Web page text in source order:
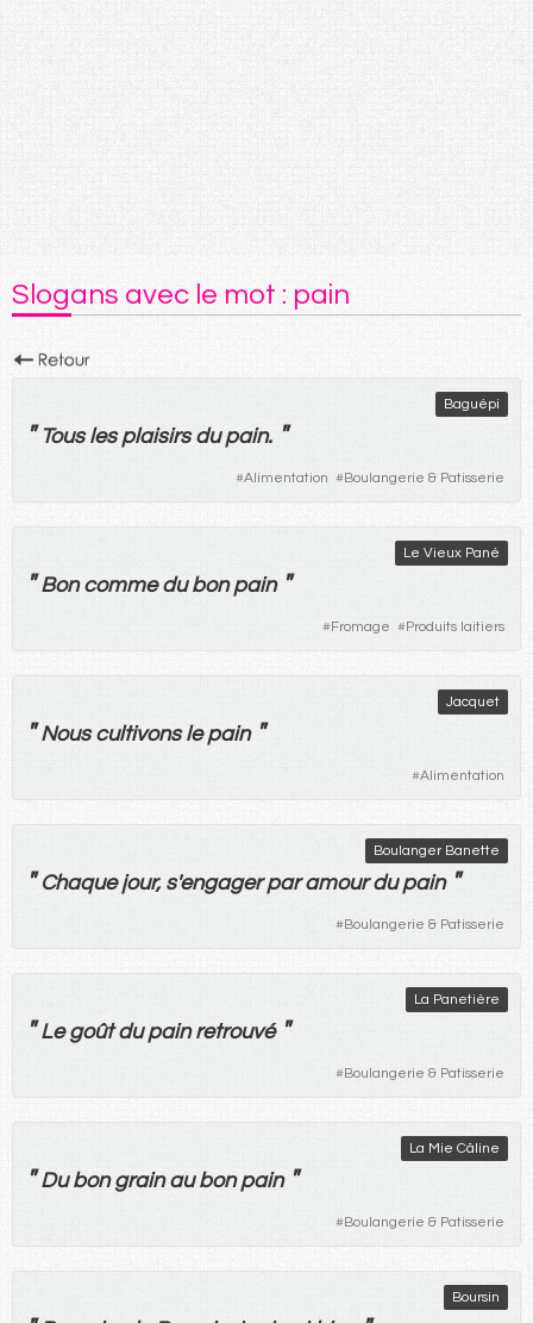
Slogans avec le mot : pain
Baguépi
" Tous les plaisirs du pain. "
#Alimentation #Boulangerie & Patisserie
Le Vieux Pané
" Bon comme du bon pain "
#Fromage #Produits laitiers
Jacquet
" Nous cultivons le pain "
#Alimentation
Boulanger Banette
" Chaque jour, s'engager par amour du pain "
#Boulangerie & Patisserie
La Panetière
"Legoûtdupain retrouvé "
#Boulangerie & Patisserie
La Mie Câline
" Du bon grain au bon pain "
#Boulangerie & Patisserie
Boursin